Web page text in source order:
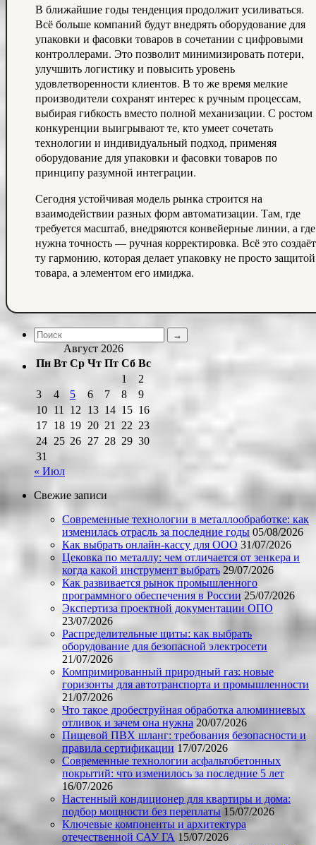
В ближайшие годы тенденция продолжит усиливаться.
Всё больше компаний будут внедрять оборудование для
упаковки и фасовки товаров в сочетании с цифровыми
контроллерами. Это позволит минимизировать потери,
улучшить логистику и повысить уровень
удовлетворенности клиентов. В то же время мелкие
производители сохранят интерес к ручным процессам,
выбирая гибкость вместо полной механизации. С ростом
конкуренции выигрывают те, кто умеет сочетать
технологии и индивидуальный подход, применяя
оборудование для упаковки и фасовки товаров по
принципу разумной интеграции.
Сегодня устойчивая модель рынка строится на
взаимодействии разных форм автоматизации. Там, где
требуется масштаб, внедряются конвейерные линии, а где
нужна точность — ручная корректировка. Всё это создаёт
ту гармонию, которая делает упаковку не просто защитой
товара, а элементом его имиджа.
Август 2026
Пн Вт Ср Чт Пт Сб Вс
1
2
3
4 5 6 7 8
9
10 11 12 13 14 15 16
17 18 19 20 21 22 23
24 25 26 27 28 29 30
31
« Июл
Свежие записи
Современные технологии в металлообработке: как
изменилась отрасль за последние годы 05/08/2026
Как выбрать онлайн-кассу для ООО 31/07/2026
Цековка по металлу: чем отличается от зенкера и
когда какой инструмент выбрать 29/07/2026
Как развивается рынок промышленного
программного обеспечения в России 25/07/2026
Экспертиза проектной документации ОПО
23/07/2026
Распределительные щиты: как выбрать
оборудование для безопасной электросети
21/07/2026
Компримированный природный газ: новые
горизонты для автотранспорта и промышленности
21/07/2026
Что такое дробеструйная обработка алюминиевых
отливок и зачем она нужна 20/07/2026
Пищевой ПВХ шланг: требования безопасности и
правила сертификации 17/07/2026
Современные технологии асфальтобетонных
покрытий: что изменилось за последние 5 лет
16/07/2026
Настенный кондиционер для квартиры и дома:
подбор мощности без переплаты 15/07/2026
Ключевые компоненты и архитектура
отечественной САУ ГА 15/07/2026